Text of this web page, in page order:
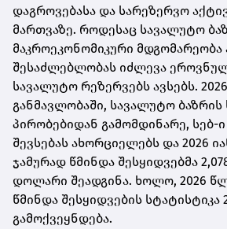
დაგროვებასა და სარეზერვო
მართვაზე. როდესაც სავალუტო
მაკროეკონომიკური მდგომარეობა
შესაძლებლობას იძლევა
სავალუტო რეზერვებს ავსებს.
განმავლობაში, სავალუტო
პირობებიდან გამომდინარე, სებ-
შევსებას ახორციელებს და 2026
ჯამურად წმინდა შესყიდვებმა
დოლარი შეადგინა. ხოლო, 2026
წმინდა შესყიდვების სტატისტიკა
გამოქვეყნდება.